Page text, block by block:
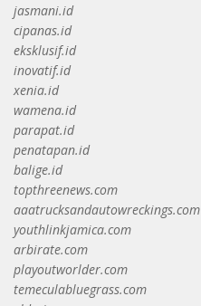
jasmani.id
cipanas.id
eksklusif.id
inovatif.id
xenia.id
wamena.id
parapat.id
penatapan.id
balige.id
topthreenews.com
aaatrucksandautowreckings.com
youthlinkjamica.com
arbirate.com
playoutworlder.com
temeculabluegrass.com